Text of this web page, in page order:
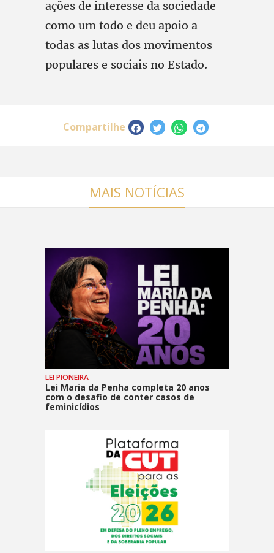
ações de interesse da sociedade
como um todo e deu apoio a
todas as lutas dos movimentos
populares e sociais no Estado.
Compartilhe
MAIS NOTÍCIAS
LEI PIONEIRA
Lei Maria da Penha completa 20 anos
com o desafio de conter casos de
feminicídios